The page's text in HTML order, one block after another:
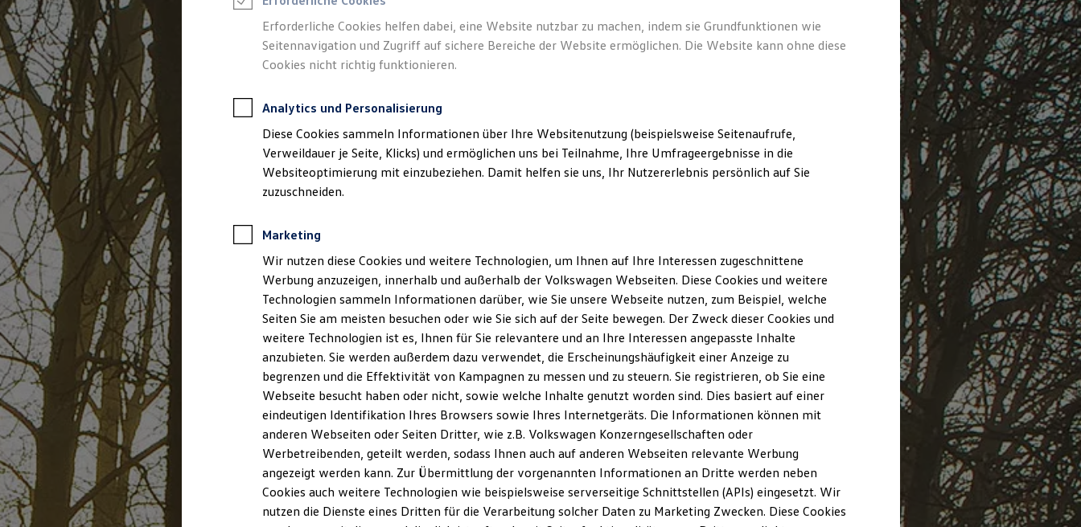
Reifenpakete
Leasing
Leasing-Angebote
Gebrauchtwagen Leasing
Junge Gebrauchtwagen-Leasing
Elektroauto Leasing
Kleinwagen-Leasing
Leasing ohne Anzahlung
Finanzierung
Autokredit mit Schlussrate
Versicherungen und Garantien
Kfz-Versicherung
Restschuldversicherungen
Garantien
Wartungsverträge
Geschäftskunden
Professional Class bei Volkswagen
Großkunden
Behörden
Direktkunden
Sonderfahrzeuge
Anpfiff zum Gewinn
Elektromobilität
Elektroautos
ID. Tutorials
Elektrofahrzeugkonzepte
ID. EVERY1
Reichweite
Reichweite der ID. Modelle
Reichweite im Winter
Rekuperation
Laden
Laden unterwegs
Laden Zuhause
Ladestationen finden
Ladezeitensimulator
Erforderliche Cookies helfen dabei, eine Website nutzbar zu machen, indem sie Grundfunktionen wie
Seitennavigation und Zugriff auf sichere Bereiche der Website ermöglichen. Die Website kann ohne diese
Cookies nicht richtig funktionieren.
Analytics und Personalisierung
Diese Cookies sammeln Informationen über Ihre Websitenutzung (beispielsweise Seitenaufrufe,
Verweildauer je Seite, Klicks) und ermöglichen uns bei Teilnahme, Ihre Umfrageergebnisse in die
Websiteoptimierung mit einzubeziehen. Damit helfen sie uns, Ihr Nutzererlebnis persönlich auf Sie
zuzuschneiden.
Marketing
Wir nutzen diese Cookies und weitere Technologien, um Ihnen auf Ihre Interessen zugeschnittene
Werbung anzuzeigen, innerhalb und außerhalb der Volkswagen Webseiten. Diese Cookies und weitere
Technologien sammeln Informationen darüber, wie Sie unsere Webseite nutzen, zum Beispiel, welche
Seiten Sie am meisten besuchen oder wie Sie sich auf der Seite bewegen. Der Zweck dieser Cookies und
weitere Technologien ist es, Ihnen für Sie relevantere und an Ihre Interessen angepasste Inhalte
anzubieten. Sie werden außerdem dazu verwendet, die Erscheinungshäufigkeit einer Anzeige zu
begrenzen und die Effektivität von Kampagnen zu messen und zu steuern. Sie registrieren, ob Sie eine
Webseite besucht haben oder nicht, sowie welche Inhalte genutzt worden sind. Dies basiert auf einer
eindeutigen Identifikation Ihres Browsers sowie Ihres Internetgeräts. Die Informationen können mit
anderen Webseiten oder Seiten Dritter, wie z.B. Volkswagen Konzerngesellschaften oder
Werbetreibenden, geteilt werden, sodass Ihnen auch auf anderen Webseiten relevante Werbung
angezeigt werden kann. Zur Übermittlung der vorgenannten Informationen an Dritte werden neben
Cookies auch weitere Technologien wie beispielsweise serverseitige Schnittstellen (APIs) eingesetzt. Wir
nutzen die Dienste eines Dritten für die Verarbeitung solcher Daten zu Marketing Zwecken. Diese Cookies